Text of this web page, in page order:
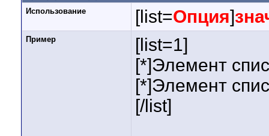
Использование [list=Опция]
Пример
[list=1]
[*]Элемент
[*]Элемент
[/list]